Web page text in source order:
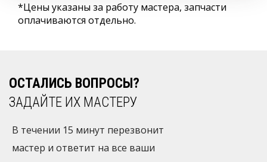
*Цены указаны за работу мастера, запчасти
оплачиваются отдельно.
ОСТАЛИСЬ ВОПРОСЫ?
ЗАДАЙТЕ ИХ МАСТЕРУ
В течении 15 минут перезвонит
мастер и ответит на все ваши